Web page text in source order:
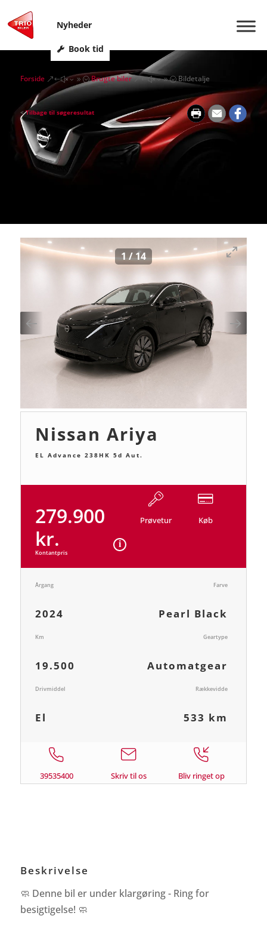
Nyheder
Book tid
Forside &#x39; Brugte biler &#x39; Bildetalje
<Tilbage til søgeresultat
1/14
Nissan Ariya
EL Advance 238HK 5d Aut.
279.900
kr.
Kontantpris
Prøvetur Køb
Årgang
2024
Farve
Pearl Black
Km
19.500
Geartype
Automatgear
Drivmiddel
El
Rækkevidde
533 km
39535400 Skriv til os Bliv ringet op
Beskrivelse
🧼 Denne bil er under klargøring - Ring for
besigtigelse! 🧼